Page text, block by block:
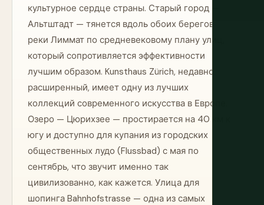
культурное сердце страны. Старый город —
Альтштадт — тянется вдоль обоих берегов
реки Лиммат по средневековому плану улиц,
который сопротивляется эффективности
лучшим образом. Kunsthaus Zürich, недавно
расширенный, имеет одну из лучших
коллекций современного искусства в Европе.
Озеро — Цюрихзее — простирается на 40 км к
югу и доступно для купания из городских
общественных лудо (Flussbad) с мая по
сентябрь, что звучит именно так
цивилизованно, как кажется. Улица для
шопинга Bahnhofstrasse — одна из самых